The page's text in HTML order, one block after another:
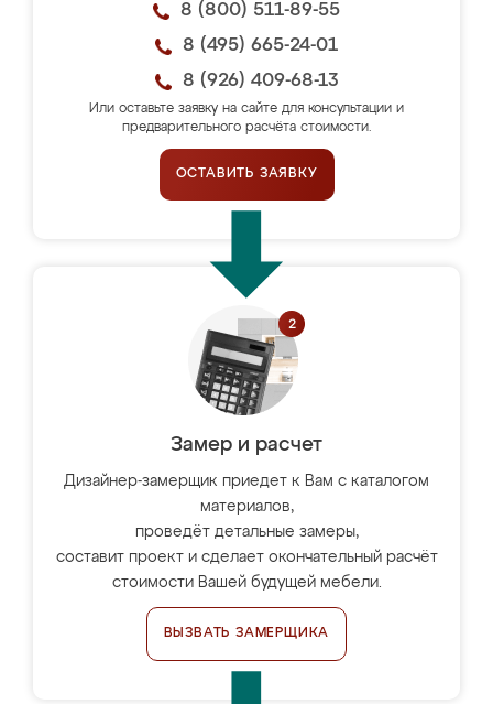
8 (800) 511-89-55
8 (495) 665-24-01
8 (926) 409-68-13
Или оставьте заявку на сайте для консультации и
предварительного расчёта стоимости.
ОСТАВИТЬ ЗАЯВКУ
Замер и расчет
Дизайнер-замерщик приедет к Вам с каталогом
материалов,
проведёт детальные замеры,
составит проект и сделает окончательный расчёт
стоимости Вашей будущей мебели.
ВЫЗВАТЬ ЗАМЕРЩИКА